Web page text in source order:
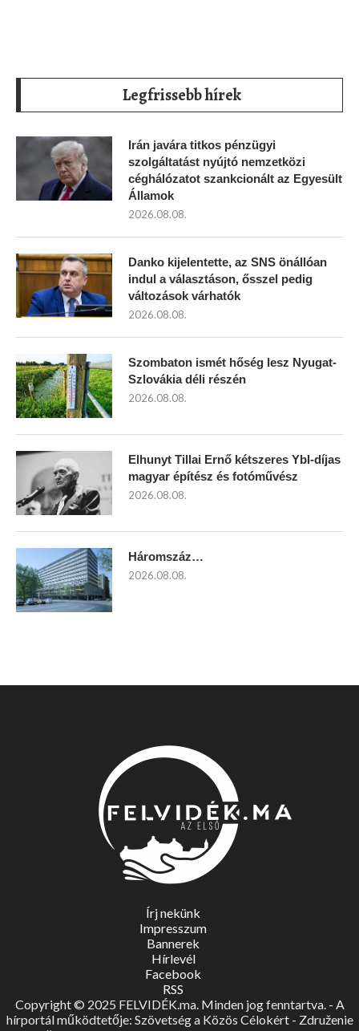
Legfrissebb hírek
Irán javára titkos pénzügyi
szolgáltatást nyújtó nemzetközi
céghálózatot szankcionált az Egyesült
Államok
2026.08.08.
Danko kijelentette, az SNS önállóan
indul a választáson, ősszel pedig
változások várhatók
2026.08.08.
Szombaton ismét hőség lesz Nyugat-
Szlovákia déli részén
2026.08.08.
Elhunyt Tillai Ernő kétszeres Ybl-díjas
magyar építész és fotóművész
2026.08.08.
Háromszáz…
2026.08.08.
Írj nekünk
Impresszum
Bannerek
Hírlevél
Facebook
RSS
Copyright © 2025 FELVIDÉK.ma. Minden jog fenntartva. - A
hírportál működtetője: Szövetség a Közös Célokért - Združenie